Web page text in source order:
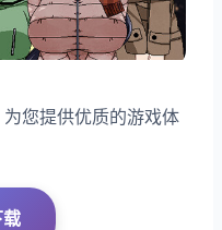
您提供优质的游戏体
载